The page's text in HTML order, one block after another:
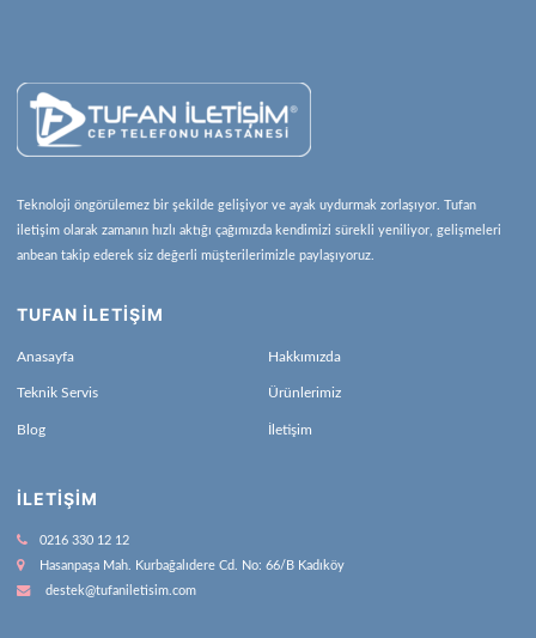
Teknoloji öngörülemez bir şekilde gelişiyor ve ayak uydurmak zorlaşıyor. Tufan
iletişim olarak zamanın hızlı aktığı çağımızda kendimizi sürekli yeniliyor, gelişmeleri
anbean takip ederek siz değerli müşterilerimizle paylaşıyoruz.
TUFAN İLETİŞİM
Anasayfa Hakkımızda
Teknik Servis Ürünlerimiz
Blog İletişim
İLETIŞIM
0216 330 12 12
Hasanpaşa Mah. Kurbağalıdere Cd. No: 66/B Kadıköy
destek@tufaniletisim.com